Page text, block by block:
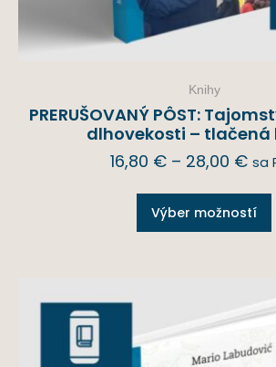
Knihy
PRERUŠOVANÝ PÔST:
dlhovekosti – tlačená
16,80 € – 28,00 € sa
Výber možností